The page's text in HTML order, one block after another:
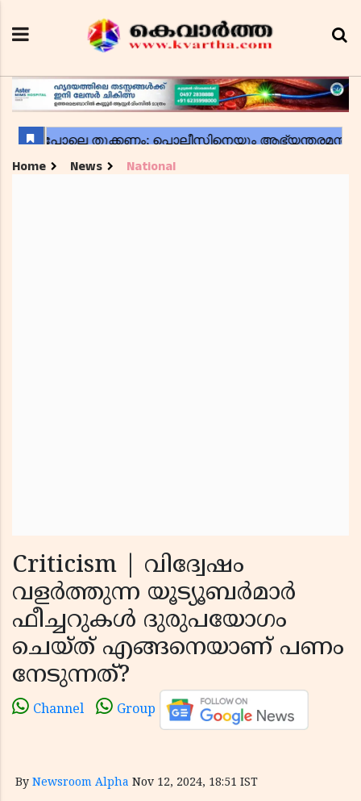
Home News National
Criticism | വിദ്വേഷം
വളർത്തുന്ന യൂട്യൂബർമാർ
ഫീച്ചറുകൾ ദുരുപയോഗം
ചെയ്ത് എങ്ങനെയാണ് പണം
നേടുന്നത്?​​​​​​​
Channel Group
By Newsroom Alpha Nov 12, 2024, 18:51 IST